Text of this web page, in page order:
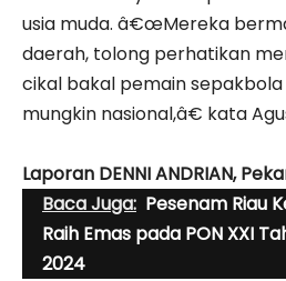
usia muda. â€œMereka
daerah, tolong perhatikan
cikal bakal pemain sepakbola
mungkin nasional,â€ kata
Laporan DENNI ANDRIAN,
Baca Juga: Pesenam Riau
Raih Emas pada PON XXI
2024